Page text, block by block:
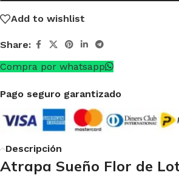
Add to wishlist
Share:
Compra por whatsapp
Pago seguro garantizado
Descripción
Atrapa Sueño Flor de